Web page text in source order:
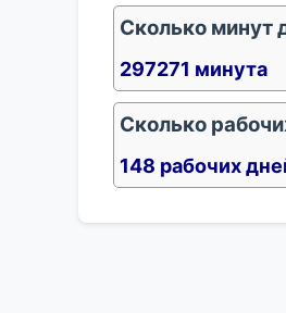
Сколько минут
297271 минута
Сколько
148 рабочих